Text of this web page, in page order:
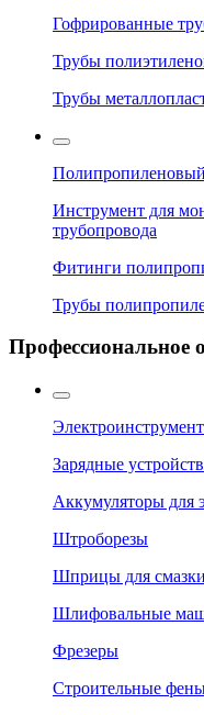
Гофрированные
Трубы
Трубы
Инструмент для
трубопровода
Фитинги
Трубы
Профессиональное
Электроинструмент
Зарядные
Аккумуляторы для
Штроборезы
Шприцы для смазки
Шлифовальные
Фрезеры
Строительные